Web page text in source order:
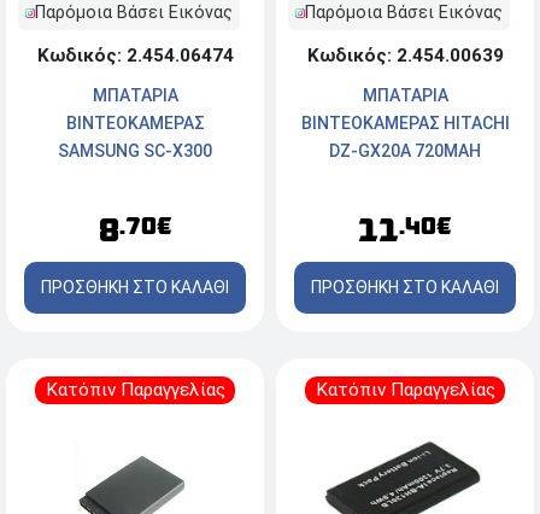
Παρόμοια Βάσει Εικόνας
Κωδικός: 2.454.06474
ΜΠΑΤΑΡΙΑ
ΒΙΝΤΕΟΚΑΜΕΡΑΣ
SAMSUNG SC-X300
8.70€
ΠΡΟΣΘΗΚΗ ΣΤΟ ΚΑΛΑΘΙ
Παρόμοια Βάσει Εικόνας
Κωδικός: 2.454.00639
ΜΠΑΤΑΡΙΑ
ΒΙΝΤΕΟΚΑΜΕΡΑΣ HITACHI
DZ-GX20A 720MAH
11.40€
ΠΡΟΣΘΗΚΗ ΣΤΟ ΚΑΛΑΘΙ
Κατόπιν Παραγγελίας Κατόπιν Παραγγελίας